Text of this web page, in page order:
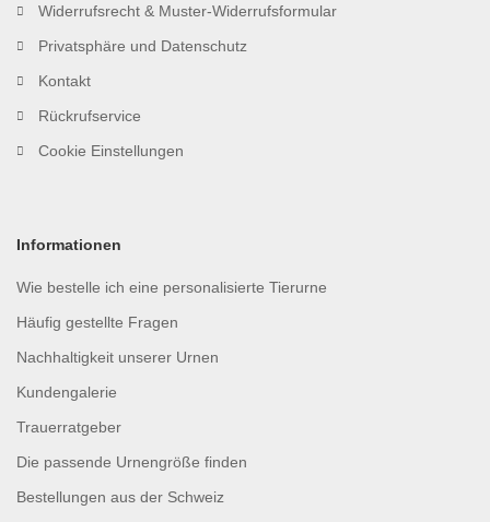
Widerrufsrecht & Muster-Widerrufsformular
Privatsphäre und Datenschutz
Kontakt
Rückrufservice
Cookie Einstellungen
Informationen
Wie bestelle ich eine personalisierte Tierurne
Häufig gestellte Fragen
Nachhaltigkeit unserer Urnen
Kundengalerie
Trauerratgeber
Die passende Urnengröße finden
Bestellungen aus der Schweiz